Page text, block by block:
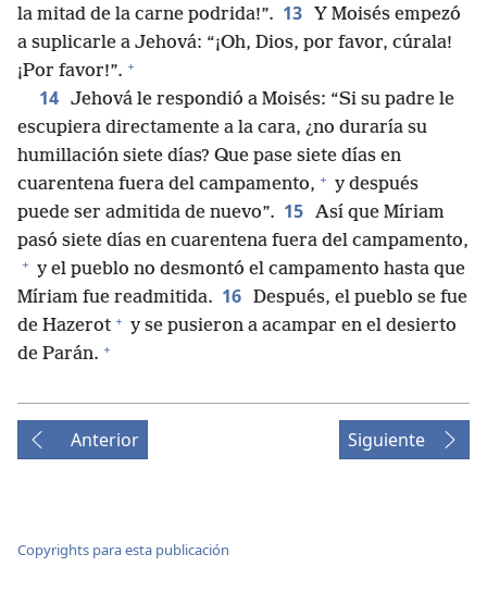
la mitad de la carne podrida!”. 13
Y Moisés empezó
a suplicarle a Jehová: “¡Oh, Dios, por favor, cúrala!
¡Por favor!”. +
14 Jehová le respondió a Moisés: “Si su padre le
escupiera directamente a la cara, ¿no duraría su
humillación siete días? Que pase siete días en
cuarentena fuera del campamento, + y después
puede ser admitida de nuevo”. 15 Así que Míriam
pasó siete días en cuarentena fuera del campamento,
+ y el pueblo no desmontó el campamento hasta que
Míriam fue readmitida. 16 Después, el pueblo se fue
de Hazerot + y se pusieron a acampar en el desierto
de Parán. +
Anterior Siguiente
Copyrights para esta publicación